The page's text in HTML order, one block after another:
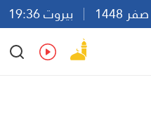
بيروت 19:36
Ar
En Fr Es